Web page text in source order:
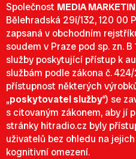
Společnost MEDIA
Bělehradská 29í/132, 120 00
zapsaná v obchodním
soudem v Praze pod sp. zn. B
služby poskytující přístup k
službám podle zákona č.
přístupnost některých
„poskytovatel služby“) se
s citovaným zákonem, aby jí
stránky hitradio.cz byly
uživatelů bez ohledu na
kognitivní omezení.